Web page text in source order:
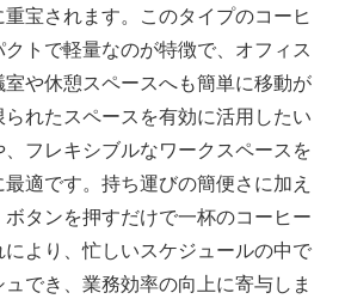
宝されます。このタイプのコーヒ
トで軽量なのが特徴で、オフィス
や休憩スペースへも簡単に移動が
れたスペースを有効に活用したい
フレキシブルなワークスペースを
適です。持ち運びの簡便さに加え
タンを押すだけで一杯のコーヒー
より、忙しいスケジュールの中で
でき、業務効率の向上に寄与しま